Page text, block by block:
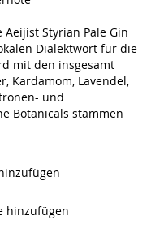
Styrian Pale Gin
Dialektwort für die
mit den insgesamt
Kardamom, Lavendel,
und
Botanicals stammen
hinzufügen